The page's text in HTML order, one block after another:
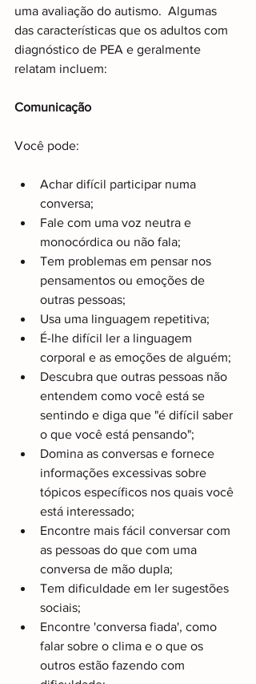
uma avaliação do autismo.  Algumas
das características que os adultos com
diagnóstico de PEA e geralmente
relatam incluem:
Comunicação
Você pode:
Achar difícil participar numa
conversa;
Fale com uma voz neutra e
monocórdica ou não fala;
Tem problemas em pensar nos
pensamentos ou emoções de
outras pessoas;
Usa uma linguagem repetitiva;
É-lhe difícil ler a linguagem
corporal e as emoções de alguém;
Descubra que outras pessoas não
entendem como você está se
sentindo e diga que "é difícil saber
o que você está pensando";
Domina as conversas e fornece
informações excessivas sobre
tópicos específicos nos quais você
está interessado;
Encontre mais fácil conversar com
as pessoas do que com uma
conversa de mão dupla;
Tem dificuldade em ler sugestões
sociais;
Encontre 'conversa fiada', como
falar sobre o clima e o que os
outros estão fazendo com